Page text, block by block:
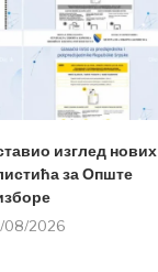
изглед нових
за Опште
08/2026